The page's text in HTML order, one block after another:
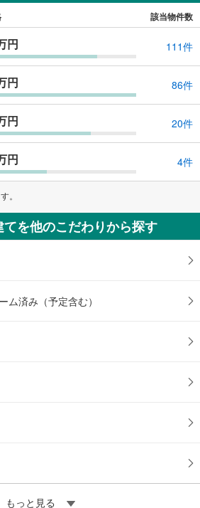
該当物件数
円 111件
円 86件
円 20件
円 4件
。
を他のこだわりから探す
ム済み（予定含む）
もっと見る